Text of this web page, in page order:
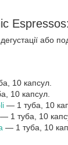
або
10 капсул.
10 капсул.
— 1 туба, 10
— 1 туба, 10
— 1 туба, 10